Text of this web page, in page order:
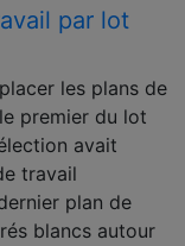
par lot
les plans de
premier du lot
avait
travail
plan de
blancs autour